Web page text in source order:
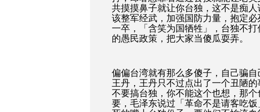
共摸摸鼻子就让你台独，这不是痴
该整军经武，加强国防力量，抱定
一卒，「含笑为国牺牲」，台独不
的愚民政策，把大家当傻瓜耍弄。
偏偏台湾就有那么多傻子，自己骗
王丹，王丹只不过点出了一个丑陋
不要搞台独，你不能这个也想，那
要，毛泽东说过「革命不是请客吃